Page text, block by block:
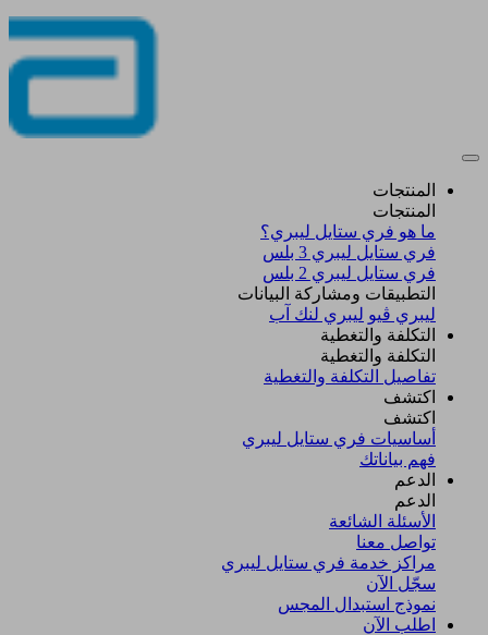
المنتجات
المنتجات
ما هو فري ستايل ليبري؟
فري ستايل ليبري 3 بلس​
فري ستايل ليبري 2 بلس​
التطبيقات ومشاركة البيانات
ليبري ڤيو ليبري لنك آب
التكلفة والتغطية
التكلفة والتغطية
تفاصيل التكلفة والتغطية
اكتشف​
اكتشف​
أساسيات فري ستايل ليبري
فهم بياناتك
الدعم
الدعم
الأسئلة الشائعة
تواصل معنا
مراكز خدمة فري ستايل ليبري
سجّل الآن​
نموذج استبدال المجس
اطلب الآن